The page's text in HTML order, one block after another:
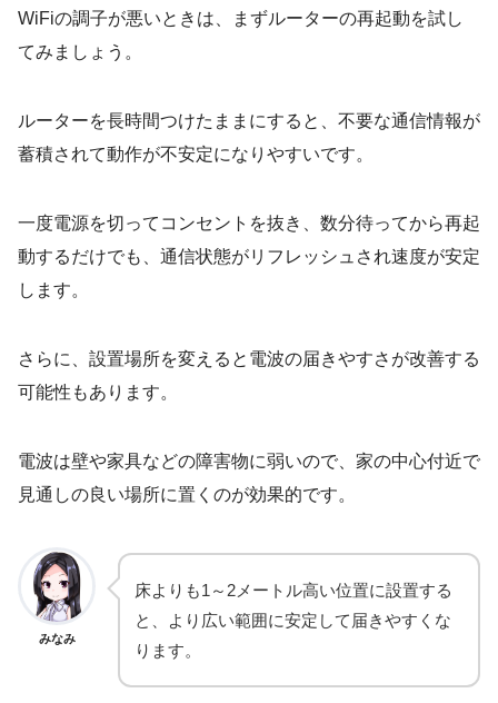
WiFiの調子が悪いときは、まずルーターの再起動を試し
てみましょう。
ルーターを長時間つけたままにすると、不要な通信情報が
蓄積されて動作が不安定になりやすいです。
一度電源を切ってコンセントを抜き、数分待ってから再起
動するだけでも、通信状態がリフレッシュされ速度が安定
します。
さらに、設置場所を変えると電波の届きやすさが改善する
可能性もあります。
電波は壁や家具などの障害物に弱いので、家の中心付近で
見通しの良い場所に置くのが効果的です。
みなみ
床よりも1～2メートル高い位置に設置する
と、より広い範囲に安定して届きやすくな
ります。